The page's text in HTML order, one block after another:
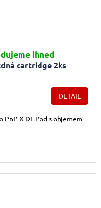
cartridge 2ks
ihned
DETAIL
PnP-X DL Pod s objemem